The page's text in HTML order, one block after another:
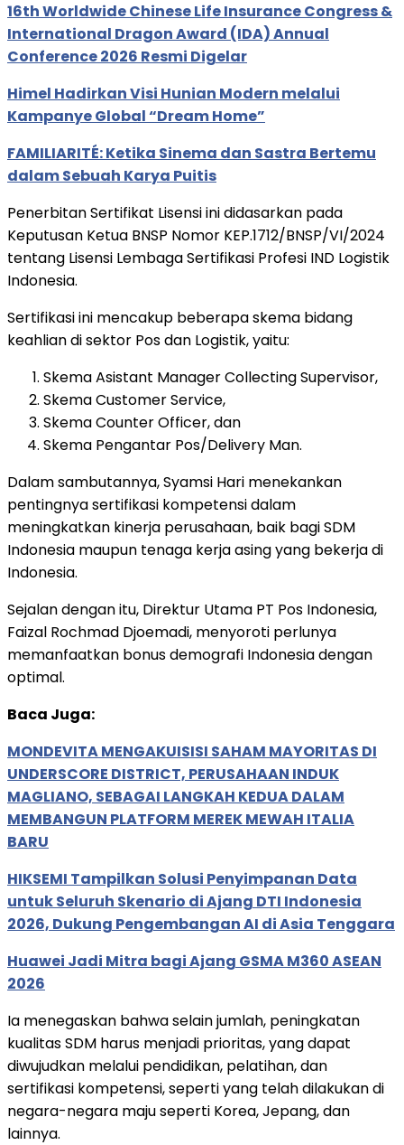
16th Worldwide Chinese Life Insurance Congress &
International Dragon Award (IDA) Annual
Conference 2026 Resmi Digelar
Himel Hadirkan Visi Hunian Modern melalui
Kampanye Global “Dream Home”
FAMILIARITÉ: Ketika Sinema dan Sastra Bertemu
dalam Sebuah Karya Puitis
Penerbitan Sertifikat Lisensi ini didasarkan pada
Keputusan Ketua BNSP Nomor KEP.1712/BNSP/VI/2024
tentang Lisensi Lembaga Sertifikasi Profesi IND Logistik
Indonesia.
Sertifikasi ini mencakup beberapa skema bidang
keahlian di sektor Pos dan Logistik, yaitu:
Skema Asistant Manager Collecting Supervisor,
Skema Customer Service,
Skema Counter Officer, dan
Skema Pengantar Pos/Delivery Man.
Dalam sambutannya, Syamsi Hari menekankan
pentingnya sertifikasi kompetensi dalam
meningkatkan kinerja perusahaan, baik bagi SDM
Indonesia maupun tenaga kerja asing yang bekerja di
Indonesia.
Sejalan dengan itu, Direktur Utama PT Pos Indonesia,
Faizal Rochmad Djoemadi, menyoroti perlunya
memanfaatkan bonus demografi Indonesia dengan
optimal.
Baca Juga:
MONDEVITA MENGAKUISISI SAHAM MAYORITAS DI
UNDERSCORE DISTRICT, PERUSAHAAN INDUK
MAGLIANO, SEBAGAI LANGKAH KEDUA DALAM
MEMBANGUN PLATFORM MEREK MEWAH ITALIA
BARU
HIKSEMI Tampilkan Solusi Penyimpanan Data
untuk Seluruh Skenario di Ajang DTI Indonesia
2026, Dukung Pengembangan AI di Asia Tenggara
Huawei Jadi Mitra bagi Ajang GSMA M360 ASEAN
2026
Ia menegaskan bahwa selain jumlah, peningkatan
kualitas SDM harus menjadi prioritas, yang dapat
diwujudkan melalui pendidikan, pelatihan, dan
sertifikasi kompetensi, seperti yang telah dilakukan di
negara-negara maju seperti Korea, Jepang, dan
lainnya.